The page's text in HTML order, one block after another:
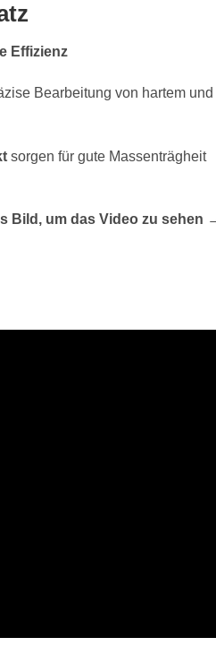
Effizienz
Bearbeitung von hartem und
sorgen für gute Massenträgheit
Bild, um das Video zu sehen